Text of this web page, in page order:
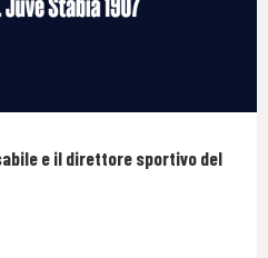
e il direttore sportivo del